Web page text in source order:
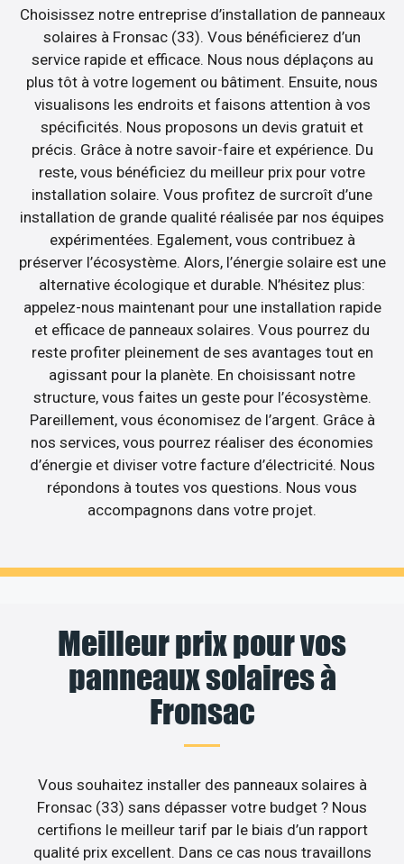
Choisissez notre entreprise d’installation de panneaux
solaires à Fronsac (33). Vous bénéficierez d’un
service rapide et efficace. Nous nous déplaçons au
plus tôt à votre logement ou bâtiment. Ensuite, nous
visualisons les endroits et faisons attention à vos
spécificités. Nous proposons un devis gratuit et
précis. Grâce à notre savoir-faire et expérience. Du
reste, vous bénéficiez du meilleur prix pour votre
installation solaire. Vous profitez de surcroît d’une
installation de grande qualité réalisée par nos équipes
expérimentées. Egalement, vous contribuez à
préserver l’écosystème. Alors, l’énergie solaire est une
alternative écologique et durable. N’hésitez plus:
appelez-nous maintenant pour une installation rapide
et efficace de panneaux solaires. Vous pourrez du
reste profiter pleinement de ses avantages tout en
agissant pour la planète. En choisissant notre
structure, vous faites un geste pour l’écosystème.
Pareillement, vous économisez de l’argent. Grâce à
nos services, vous pourrez réaliser des économies
d’énergie et diviser votre facture d’électricité. Nous
répondons à toutes vos questions. Nous vous
accompagnons dans votre projet.
Meilleur prix pour vos
panneaux solaires à
Fronsac
Vous souhaitez installer des panneaux solaires à
Fronsac (33) sans dépasser votre budget ? Nous
certifions le meilleur tarif par le biais d’un rapport
qualité prix excellent. Dans ce cas nous travaillons